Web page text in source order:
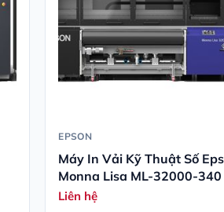
EPSON
Máy In Vải Kỹ Thuật Số
Monna Lisa ML-32000-
Đầu Phun)
Liên hệ